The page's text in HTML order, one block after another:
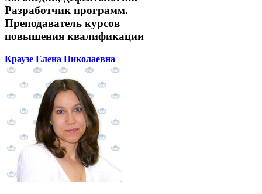
Разработчик программ.
Преподаватель курсов
повышения квалификации
Краузе Елена Николаевна